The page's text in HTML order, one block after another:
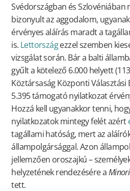
Svédországban és
bizonyult az aggodalom,
érvényes aláírás maradt a
is. Lettországezzel szemben
vizsgálat során. Bár a balti
gyűlt a kötelező 6.000 helyett
Köztársaság Központi
5.395 támogató nyilatkozat
Hozzá kell ugyanakkor tenni,
nyilatkozatok mintegy felét azért
tagállami hatóság, mert az
állampolgársággal. Azon
jellemzően oroszajkú –
helyzetének rendezésére a
tett.